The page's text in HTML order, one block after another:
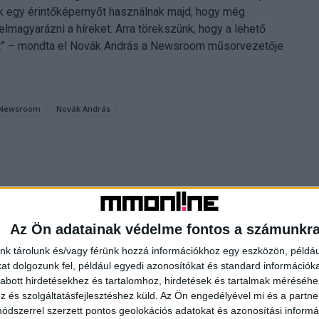
Az Ön adatainak védelme fontos a
tárolunk és/vagy férünk hozzá információkhoz egy eszközön,
dolgozunk fel, például egyedi azonosítókat és standard
hirdetésekhez és tartalomhoz, hirdetések és tartalmak
és szolgáltatásfejlesztéshez küld. Az Ön engedélyével mi és a
szerzett pontos geolokációs adatokat és azonosítási
érintőképernyőt használnak majd, hogy még
a híreket. Arra törekszünk, hogy a lehető
– mondta el Novák András a Newsroom műsorvezetője
Novák András
Következő cikk
Új évaddal jön az AMC sorozata